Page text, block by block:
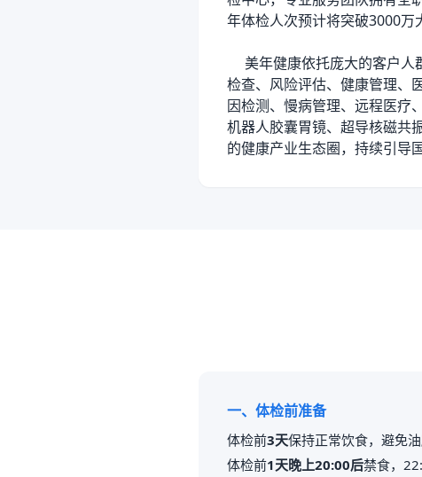
年体检人次预计将突破3000万
美年健康依托庞大的客户人
检查、风险评估、健康管理、
因检测、慢病管理、远程医疗
机器人胶囊胃镜、超导核磁共
的健康产业生态圈，持续引导
一、体检前准备
体检前3天保持正常饮食，避免
体检前1天晚上20:00后禁食，